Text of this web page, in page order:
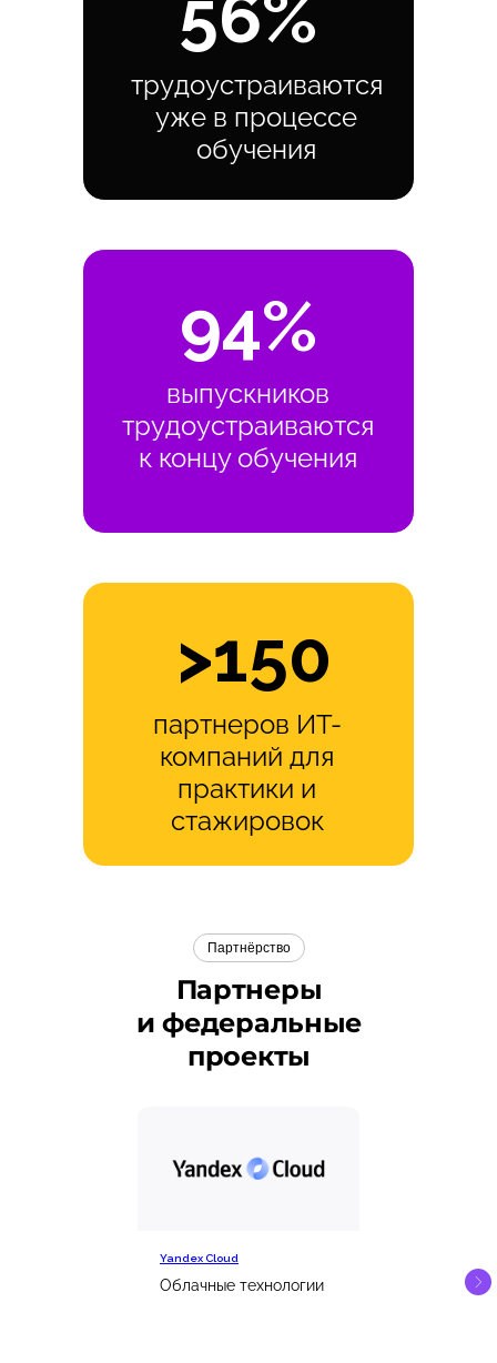
56%
трудоустраиваются
уже в процессе
обучения
94%
выпускников
трудоустраиваются
к концу обучения
>150
партнеров ИТ-
компаний для
практики и
стажировок
Партнёрство
Партнеры
и федеральные
проекты
Yandex Cloud
Облачные технологии